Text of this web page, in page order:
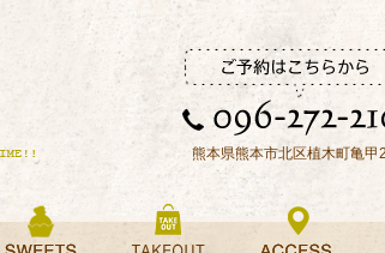
熊本県熊本市北区植木町亀甲